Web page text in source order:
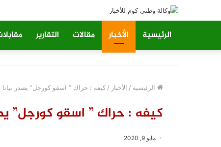
الرئيسية الأخبار مقالات التقارير
الرئيسية / الأخبار / كيفه : حراك ” اسقو كورجل” يصدر بيانا
كيفه : حراك ” اسقو كورجل”
مايو 9, 2020